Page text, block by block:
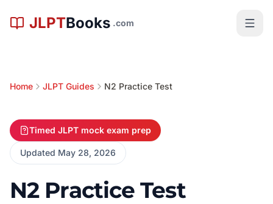
JLPTBooks .com
Home JLPT Guides N2 Practice Test
Timed JLPT mock exam prep
Updated May 28, 2026
N2 Practice Test